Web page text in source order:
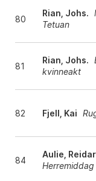
80
Rian, Johs.
Tetuan
81
Rian, Johs.
kvinneakt
82 Fjell, Kai
84
Aulie, Reidar